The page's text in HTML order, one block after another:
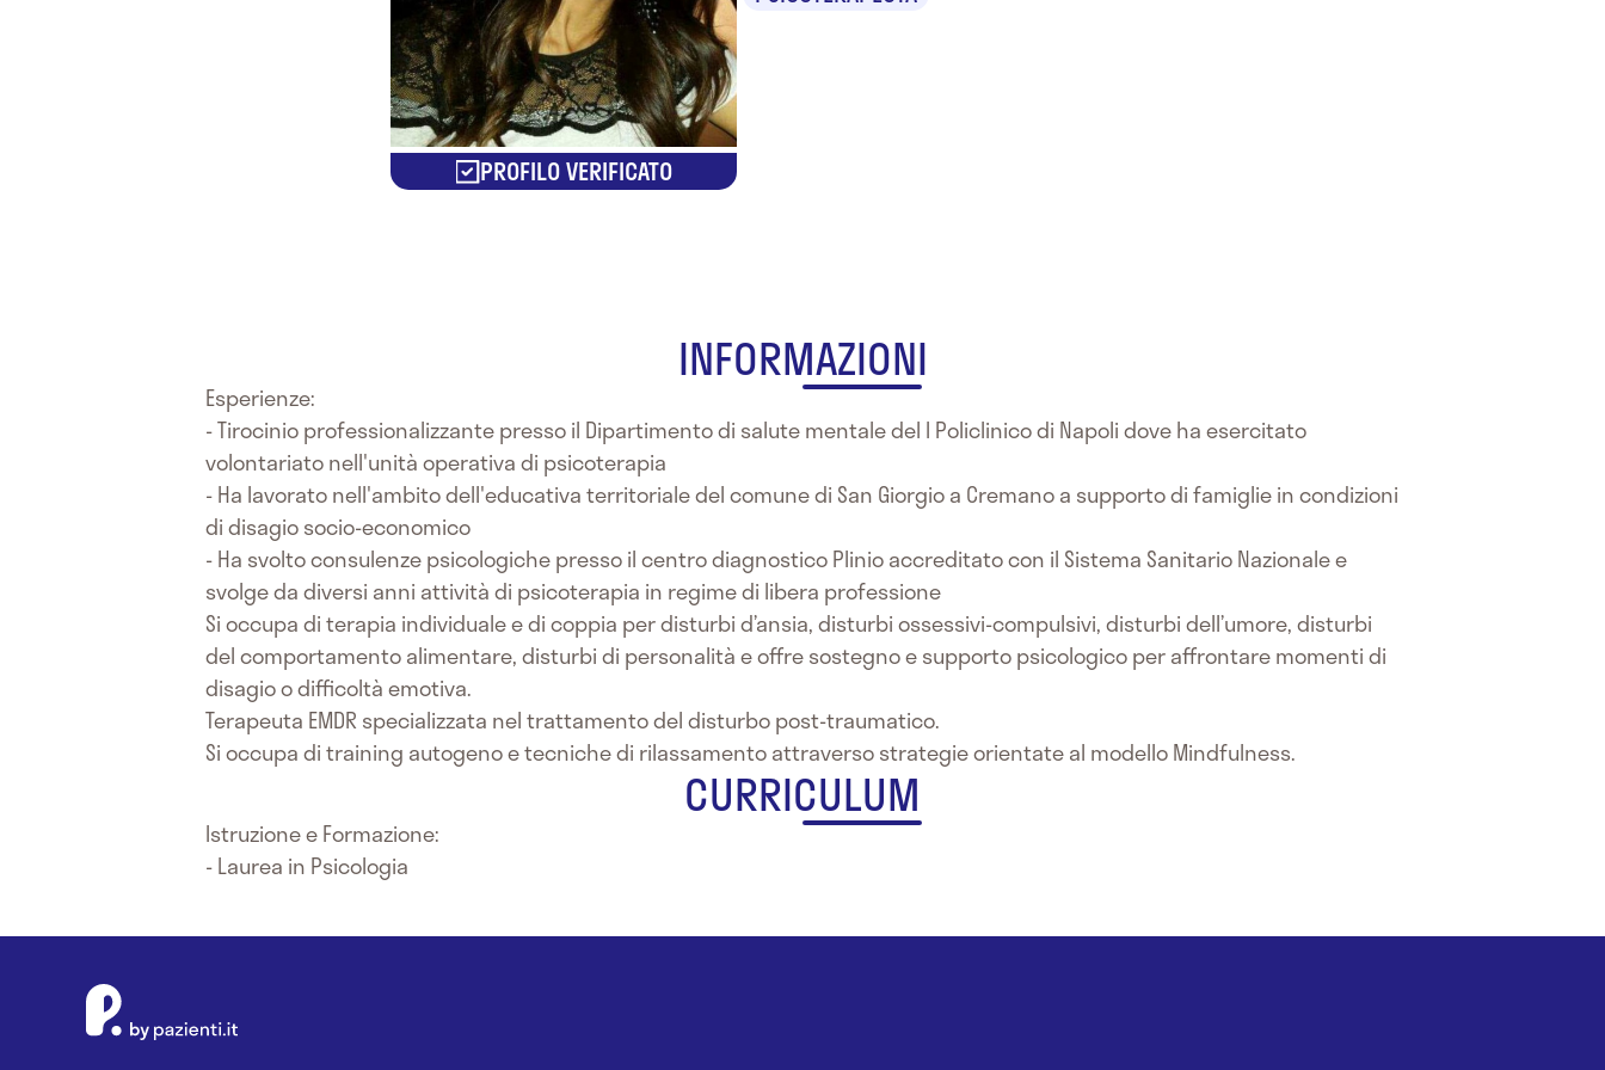
PROFILO VERIFICATO
INFORMAZIONI
Esperienze:
- Tirocinio professionalizzante presso il Dipartimento di salute mentale del I Policlinico di Napoli dove ha esercitato
volontariato nell'unità operativa di psicoterapia
- Ha lavorato nell'ambito dell'educativa territoriale del comune di San Giorgio a Cremano a supporto di famiglie in condizioni
di disagio socio-economico
- Ha svolto consulenze psicologiche presso il centro diagnostico Plinio accreditato con il Sistema Sanitario Nazionale e
svolge da diversi anni attività di psicoterapia in regime di libera professione
Si occupa di terapia individuale e di coppia per disturbi d’ansia, disturbi ossessivi-compulsivi, disturbi dell’umore, disturbi
del comportamento alimentare, disturbi di personalità e offre sostegno e supporto psicologico per affrontare momenti di
disagio o difficoltà emotiva.
Terapeuta EMDR specializzata nel trattamento del disturbo post-traumatico.
Si occupa di training autogeno e tecniche di rilassamento attraverso strategie orientate al modello Mindfulness.
CURRICULUM
Istruzione e Formazione:
- Laurea in Psicologia